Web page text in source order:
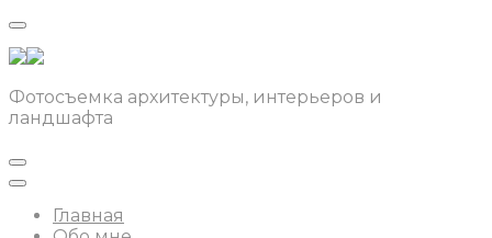
Фотосъемка архитектуры, интерьеров и
ландшафта
Главная